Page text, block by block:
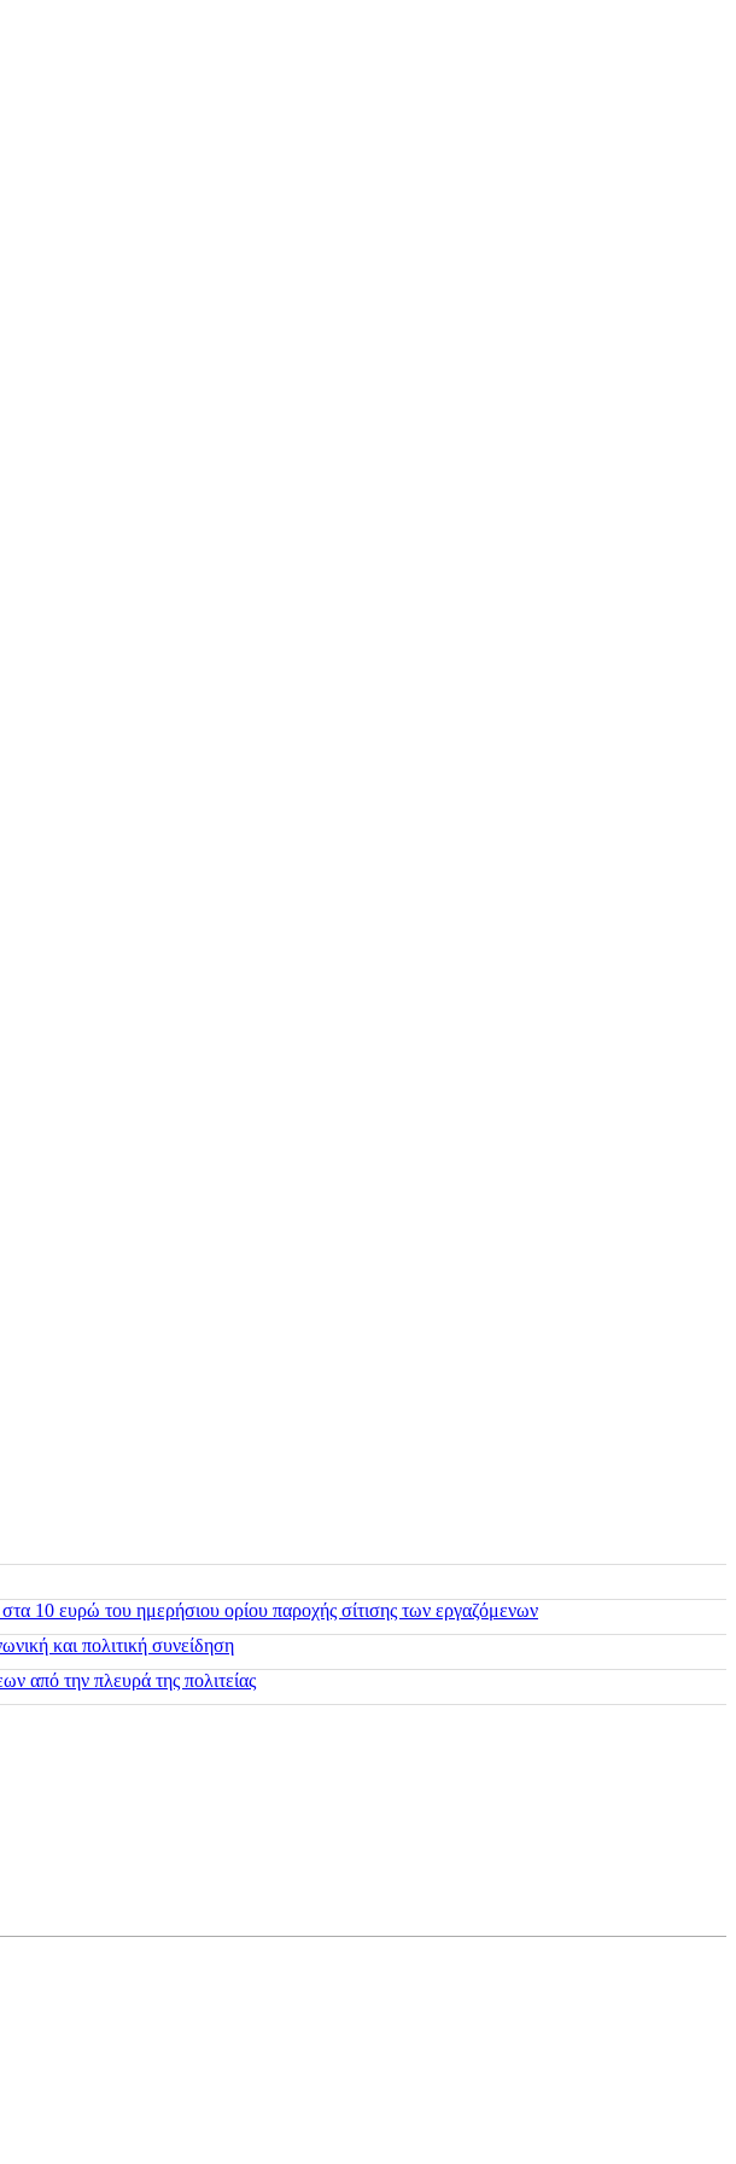
10 ευρώ του ημερήσιου ορίου παροχής σίτισης των εργαζόμενων
και πολιτική συνείδηση
από την πλευρά της πολιτείας